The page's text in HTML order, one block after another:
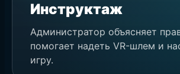
Инструктаж
Администратор объясняет
помогает надеть VR-шлем и
игру.